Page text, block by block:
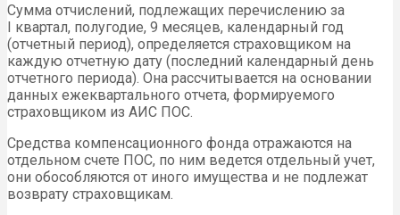
Сумма отчислений, подлежащих перечислению за
I квартал, полугодие, 9 месяцев, календарный год
(отчетный период), определяется страховщиком на
каждую отчетную дату (последний календарный день
отчетного периода). Она рассчитывается на основании
данных ежеквартального отчета, формируемого
страховщиком из АИС ПОС.
Средства компенсационного фонда отражаются на
отдельном счете ПОС, по ним ведется отдельный учет,
они обособляются от иного имущества и не подлежат
возврату страховщикам.